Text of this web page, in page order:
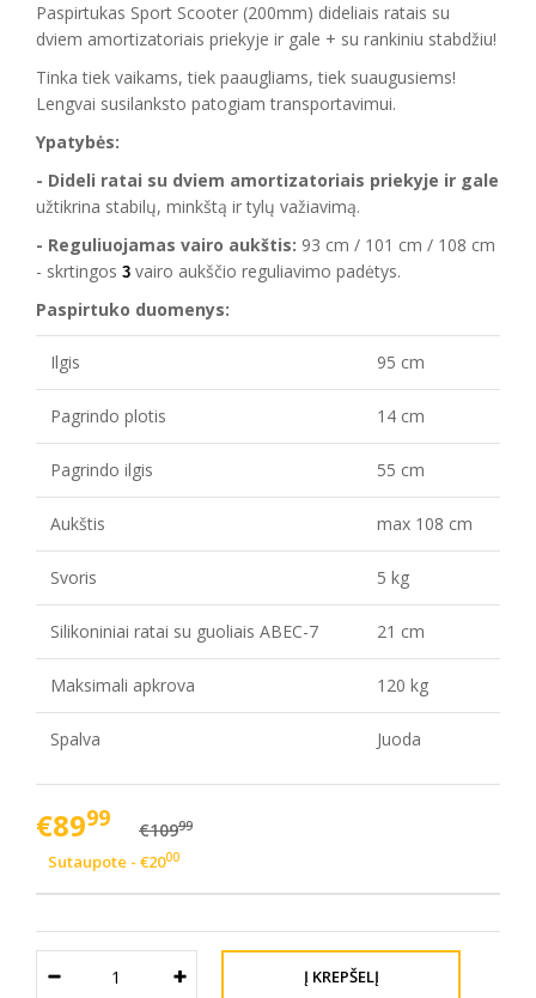
Paspirtukas Sport Scooter (200mm) dideliais ratais su
dviem amortizatoriais priekyje ir gale + su rankiniu stabdžiu!
Tinka tiek vaikams, tiek paaugliams, tiek suaugusiems!
Lengvai susilanksto patogiam transportavimui.
Ypatybės:
- Dideli ratai su dviem amortizatoriais priekyje ir gale
užtikrina stabilų, minkštą ir tylų važiavimą.
- Reguliuojamas vairo aukštis: 93 cm / 101 cm / 108 cm
- skrtingos 3 vairo aukščio reguliavimo padėtys.
Paspirtuko duomenys:
Ilgis 95 cm
Pagrindo plotis 14 cm
Pagrindo ilgis 55 cm
Aukštis max 108 cm
Svoris 5 kg
Silikoniniai ratai su guoliais ABEC-7 21 cm
Maksimali apkrova 120 kg
Spalva Juoda
€8999 €10999
Sutaupote - €2000